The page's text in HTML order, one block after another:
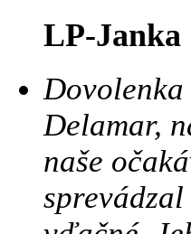
LP-Janka
Delamar,
naše